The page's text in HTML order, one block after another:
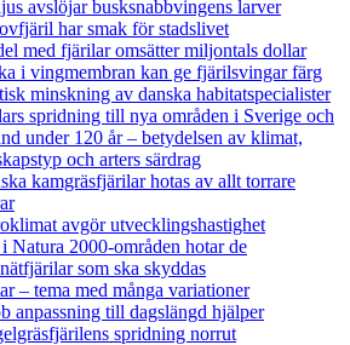
avslöjar busksnabbvingens larver
har smak för stadslivet
med fjärilar omsätter miljontals dollar
i vingmembran kan ge fjärilsvingar färg
minskning av danska habitatspecialister
spridning till nya områden i Sverige och
under 120 år– betydelsen av klimat,
och arters särdrag
kamgräsfjärilar hotas av allt torrare
avgör utvecklingshastighet
Natura 2000-områden hotar de
som ska skyddas
– tema med många variationer
anpassning till dagslängd hjälper
spridning norrut